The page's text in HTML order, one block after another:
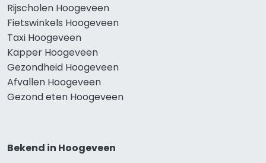
Rijscholen Hoogeveen
Fietswinkels Hoogeveen
Taxi Hoogeveen
Kapper Hoogeveen
Gezondheid Hoogeveen
Afvallen Hoogeveen
Gezond eten Hoogeveen
Bekend in Hoogeveen